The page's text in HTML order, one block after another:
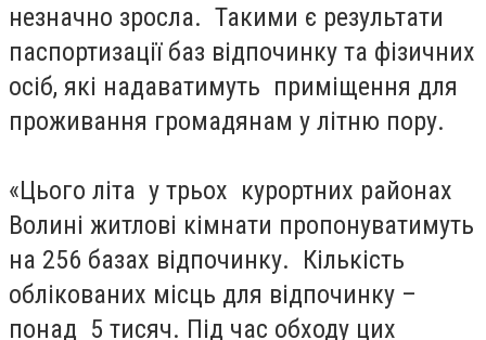
незначно зросла. Такими є результати
паспортизації баз відпочинку та фізичних
осіб, які надаватимуть приміщення для
проживання громадянам у літню пору.
«Цього літа у трьох курортних районах
Волині житлові кімнати пропонуватимуть
на 256 базах відпочинку. Кількість
облікованих місць для відпочинку –
понад 5 тисяч. Під час обходу цих